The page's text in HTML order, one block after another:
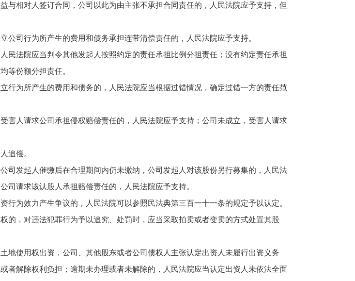
相对人签订合同，公司以此为由主张不承担合同责任的，人民法院应予支持，但
行为所产生的费用和债务承担连带清偿责任的，人民法院应予支持。
法院应当判令其他发起人按照约定的责任承担比例分担责任；没有约定责任承担
等份额分担责任。
为所产生的费用和债务的，人民法院应当根据过错情况，确定过错一方的责任范
请求公司承担侵权赔偿责任的，人民法院应予支持；公司未成立，受害人请求
追偿。
起人催缴后在合理期间内仍未缴纳，公司发起人对该股份另行募集的，人民法
司请求该认股人承担赔偿责任的，人民法院应予支持。
效力产生争议的，人民法院可以参照民法典第三百一十一条的规定予以认定。
，对违法犯罪行为予以追究、处罚时，应当采取拍卖或者变卖的方式处置其股
用权出资，公司、其他股东或者公司债权人主张认定出资人未履行出资义务
者解除权利负担；逾期未办理或者未解除的，人民法院应当认定出资人未依法全面